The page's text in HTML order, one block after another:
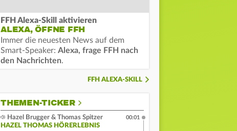
FFH Alexa-Skill aktivieren
ALEXA, ÖFFNE FFH
Immer die neuesten News auf dem
Smart-Speaker: Alexa, frage FFH nach
den Nachrichten.
FFH ALEXA-SKILL
THEMEN-TICKER
Hazel Brugger & Thomas Spitzer
HAZEL THOMAS HÖRERLEBNIS
00:01